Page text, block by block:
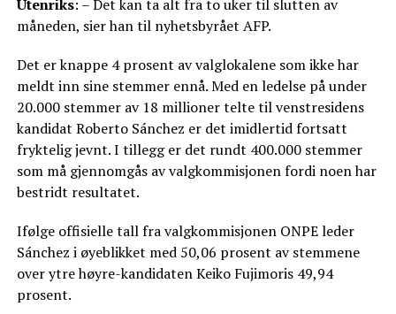
Utenriks: – Det kan ta alt fra to uker til slutten av
måneden, sier han til nyhetsbyrået AFP.
Det er knappe 4 prosent av valglokalene som ikke har
meldt inn sine stemmer ennå. Med en ledelse på under
20.000 stemmer av 18 millioner telte til venstresidens
kandidat Roberto Sánchez er det imidlertid fortsatt
fryktelig jevnt. I tillegg er det rundt 400.000 stemmer
som må gjennomgås av valgkommisjonen fordi noen har
bestridt resultatet.
Ifølge offisielle tall fra valgkommisjonen ONPE leder
Sánchez i øyeblikket med 50,06 prosent av stemmene
over ytre høyre-kandidaten Keiko Fujimoris 49,94
prosent.